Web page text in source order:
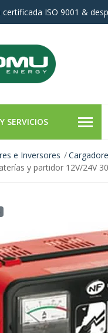
ISO 9001 &
SERVICIOS
e Inversores
y partidor 12V/24V